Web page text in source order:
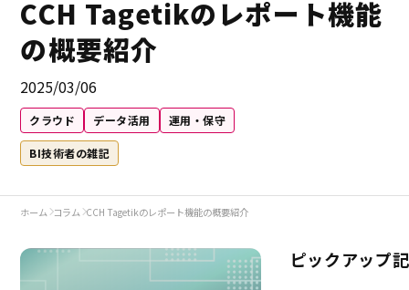
CCH Tagetikのレポート機能
の概要紹介
2025/03/06
クラウド データ活用 運用・保守
BI技術者の雑記
ホーム コラム CCH Tagetikのレポート機能の概要紹介
ピックアップ